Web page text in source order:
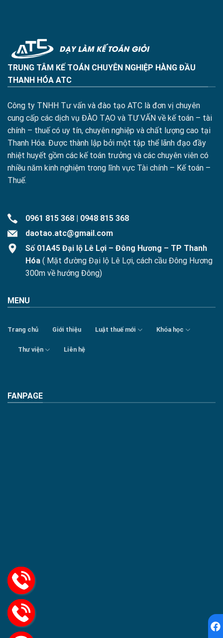
TRUNG TÂM KẾ TOÁN CHUYÊN NGHIỆP HÀNG ĐẦU
THANH HÓA ATC
Công ty TNHH Tư vấn và đào tạo ATC là đơn vị chuyên
cung cấp các dịch vụ ĐÀO TẠO và TƯ VẤN về kế toán – tài
chính – thuế có uy tín, chuyên nghiệp và chất lượng cao tại
Thanh Hóa. Được thành lập bởi một tập thể lãnh đạo đầy
nhiệt huyết gồm các kế toán trưởng và các chuyên viên có
nhiều năm kinh nghiệm trong lĩnh vực Tài chính – Kế toán –
Thuế.
0961 815 368 | 0948 815 368
daotao.atc@gmail.com
Số 01A45 Đại lộ Lê Lợi – Đông Hương – TP Thanh
Hóa ( Mặt đường Đại lộ Lê Lợi, cách cầu Đông Hương
300m về hướng Đông)
MENU
Trang chủ Giới thiệu Luật thuế mới Khóa học
Thư viện Liên hệ
FANPAGE